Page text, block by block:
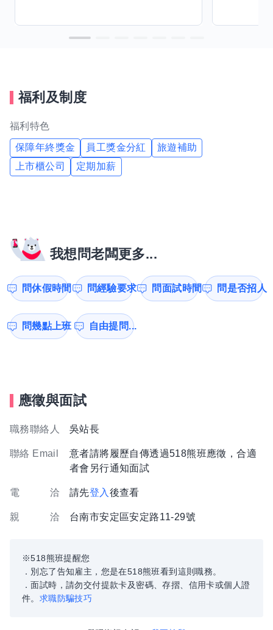
福利及制度
福利特色
保障年終獎金 員工獎金分紅
旅遊補助
上市櫃公司
定期加薪
我想問老闆更多...
問休假時間 問經驗要求 問面試時間 問是否招人
問幾點上班 自由提問...
應徵與面試
職務聯絡人 吳站長
聯絡 Email
意者請將履歷自傳透過518熊班應徵，合適
者會另行通知面試
電 洽 請先登入 後查看
親 洽 台南市安定區安定路11-29號
※518熊班提醒您
．別忘了告知雇主，您是在518熊班看到這則職務。
．面試時，請勿交付提款卡及密碼、存摺、信用卡或個人證
件。 求職防騙技巧